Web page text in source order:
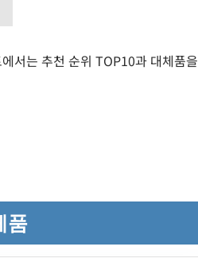
서는 추천 순위 TOP10과 대체품을
품